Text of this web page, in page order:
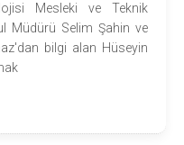
Mesleki ve Teknik
Müdürü Selim Şahin ve
bilgi alan Hüseyin